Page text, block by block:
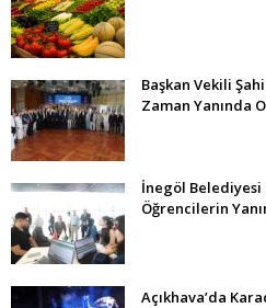
Başkan Vekili
Zaman Yanında
İnegöl
Öğrencilerin
Açıkhava’da